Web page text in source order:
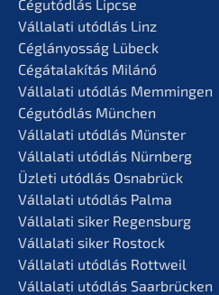
Cégutód­lás Lipcse
Vállala­ti utódlás Linz
Céglá­n­yos­ság Lübeck
Cégátalakí­tás Milánó
Vállala­ti utódlás Memmingen
Cégutód­lás München
Vállala­ti utódlás Münster
Vállala­ti utódlás Nürnberg
Üzleti utódlás Osnabrück
Vállala­ti utódlás Palma
Vállala­ti siker Regensburg
Vállala­ti siker Rostock
Vállala­ti utódlás Rottweil
Vállala­ti utódlás Saarbrücken